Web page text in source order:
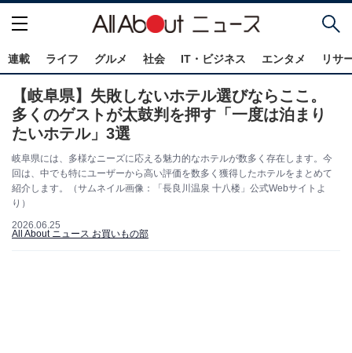
連載 ライフ グルメ 社会 IT・ビジネス エンタメ リサ
【岐阜県】失敗しないホテル選びならここ。
多くのゲストが太鼓判を押す「一度は泊まり
たいホテル」3選
岐阜県には、多様なニーズに応える魅力的なホテルが数多く存在します。今
回は、中でも特にユーザーから高い評価を数多く獲得したホテルをまとめて
紹介します。（サムネイル画像：「長良川温泉 十八楼」公式Webサイトよ
り）
2026.06.25
All About ニュース お買いもの部